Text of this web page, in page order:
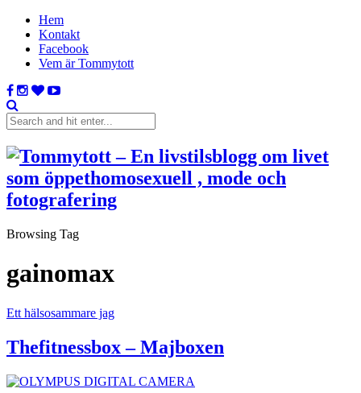
Hem
Kontakt
Facebook
Vem är Tommytott
Browsing Tag
gainomax
Ett hälsosammare jag
Thefitnessbox – Majboxen